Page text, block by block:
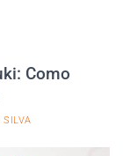
Como
SILVA